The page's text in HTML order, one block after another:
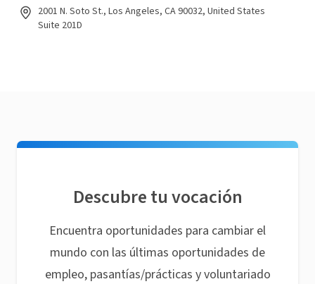
2001 N. Soto St., Los Angeles, CA 90032, United States
Suite 201D
Descubre tu vocación
Encuentra oportunidades para cambiar el
mundo con las últimas oportunidades de
empleo, pasantías/prácticas y voluntariado